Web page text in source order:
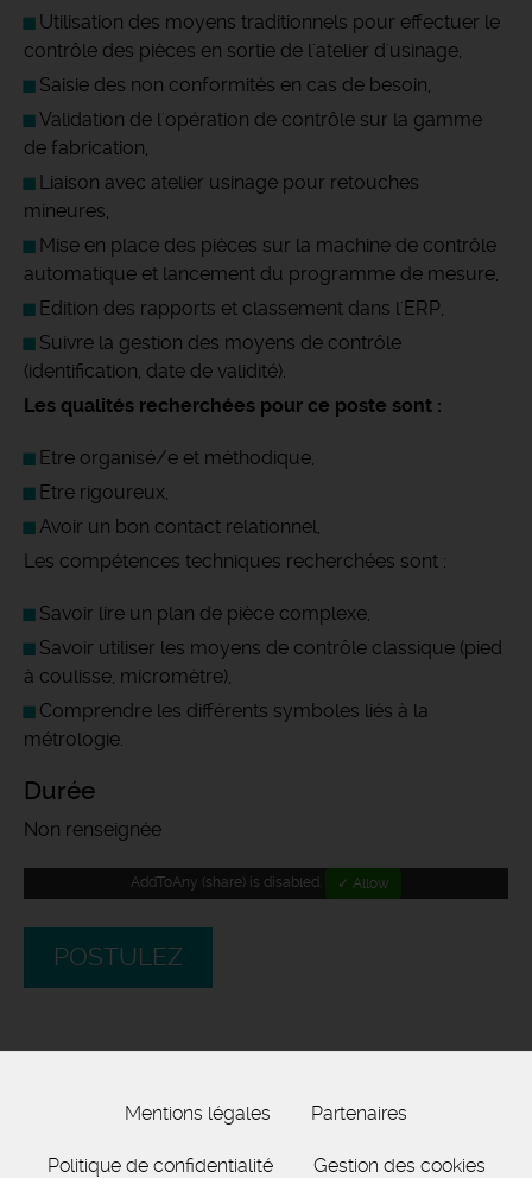
Utilisation des moyens traditionnels pour effectuer le
contrôle des pièces en sortie de l'atelier d'usinage,
Saisie des non conformités en cas de besoin,
Validation de l'opération de contrôle sur la gamme
de fabrication,
Liaison avec atelier usinage pour retouches
mineures,
Mise en place des pièces sur la machine de contrôle
automatique et lancement du programme de mesure,
Edition des rapports et classement dans l'ERP,
Suivre la gestion des moyens de contrôle
(identification, date de validité).
Les qualités recherchées pour ce poste sont :
Etre organisé/e et méthodique,
Etre rigoureux,
Avoir un bon contact relationnel,
Les compétences techniques recherchées sont :
Savoir lire un plan de pièce complexe,
Savoir utiliser les moyens de contrôle classique (pied
à coulisse, micromètre),
Comprendre les différents symboles liés à la
métrologie.
Durée
Non renseignée
AddToAny (share) is disabled. ✓ Allow
POSTULEZ
Mentions légales Partenaires
Politique de confidentialité Gestion des cookies